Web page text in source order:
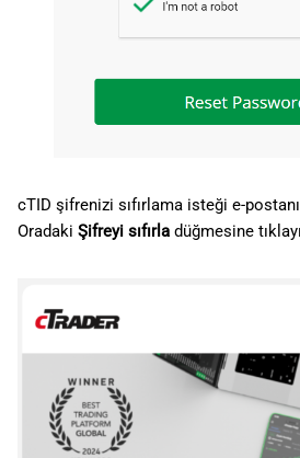
cTID şifrenizi sıfırlama isteği e-
Oradaki Şifreyi sıfırla düğmesine